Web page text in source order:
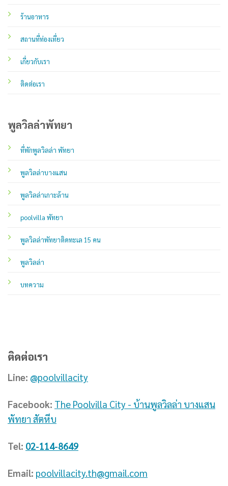
ร้านอาหาร
สถานที่ท่องเที่ยว
เกี่ยวกับเรา
ติดต่อเรา
พูลวิลล่าพัทยา
ที่พักพูลวิลล่า พัทยา
พูลวิลล่าบางแสน
พูลวิลล่าเกาะล้าน
poolvilla พัทยา
พูลวิลล่าพัทยาติดทะเล 15 คน
พูลวิลล่า
บทความ
ติดต่อเรา
Line: @poolvillacity
Facebook: The Poolvilla City - บ้านพูลวิลล่า บางแสน
พัทยา สัตหีบ
Tel: 02-114-8649
Email: poolvillacity.th@gmail.com